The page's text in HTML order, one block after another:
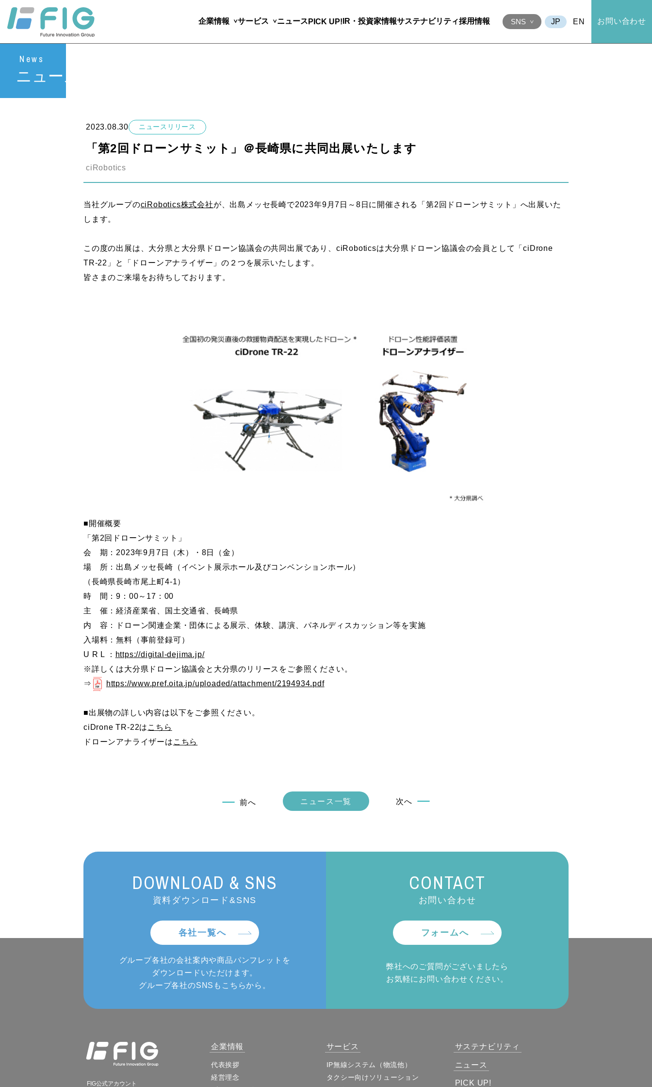
SNS EN お問い合わせ
企業情報 サービス ニュース PICK UP! IR・投資家情報サステナビリティ採用情報
News
ニュース
2023.08.30 ニュースリリース
「第2回ドローンサミット」＠長崎県に共同出展いたします
ciRobotics
当社グループのciRobotics株式会社が、出島メッセ長崎で2023年9月7日～8日に開催される「第2回ドローンサミット」へ出展いた
します。
この度の出展は、大分県と大分県ドローン協議会の共同出展であり、ciRoboticsは大分県ドローン協議会の会員として「ciDrone
TR-22」と「ドローンアナライザー」の２つを展示いたします。
皆さまのご来場をお待ちしております。
■開催概要
「第2回ドローンサミット」
会 期：2023年9月7日（木）・8日（金）
場 所：出島メッセ長崎（イベント展示ホール及びコンベンションホール）
（長崎県長崎市尾上町4-1）
時 間：9：00～17：00
主 催：経済産業省、国土交通省、長崎県
内 容：ドローン関連企業・団体による展示、体験、講演、パネルディスカッション等を実施
入場料：無料（事前登録可）
U R L ： https://digital-dejima.jp/
※詳しくは大分県ドローン協議会と大分県のリリースをご参照ください。
⇒
https://www.pref.oita.jp/uploaded/attachment/2194934.pdf
■出展物の詳しい内容は以下をご参照ください。
ciDrone TR-22は こちら
ドローンアナライザーは こちら
前へ ニュース一覧 次へ
DOWNLOAD & SNS
資料ダウンロード&SNS
各社一覧へ
グループ各社の会社案内や商品パンフレットを
ダウンロードいただけます。
グループ各社のSNSもこちらから。
CONTACT
お問い合わせ
フォームへ
弊社へのご質問がございましたら
お気軽にお問い合わせください。
FIG公式アカウント
企業情報
代表挨拶
経営理念
サービス
IP無線システム（物流他）
タクシー向けソリューション
サステナビリティ
ニュース
PICK UP!